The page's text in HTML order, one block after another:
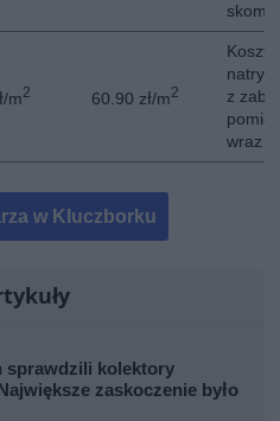
m2 60.90 zł/m2
Koszt
z
wraz z
w Kluczborku
sprawdzili kolektory
zaskoczenie było